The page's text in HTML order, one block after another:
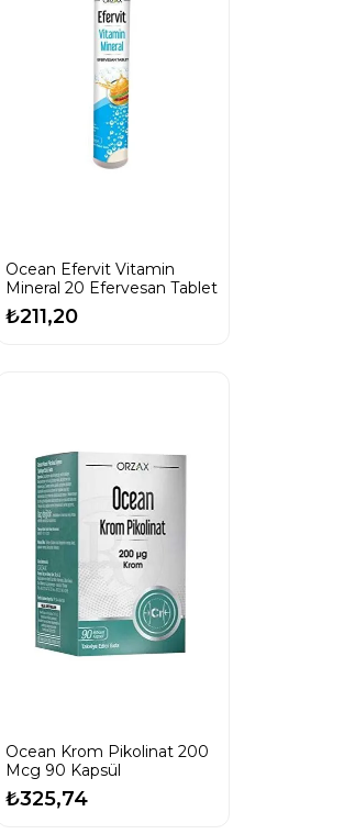
Ocean Efervit Vitamin
Mineral 20 Efervesan Tablet
₺211,20
Ocean Krom Pikolinat 200
Mcg 90 Kapsül
₺325,74